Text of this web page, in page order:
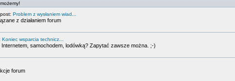
Problem z wysłaniem wiad...
z działaniem forum
Koniec wsparcia technicz...
samochodem, lodówką? Zapytać zawsze można. ;-)
forum